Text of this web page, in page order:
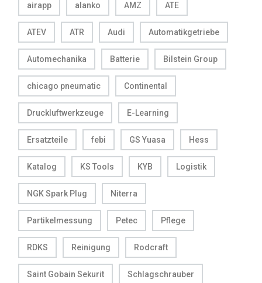
airapp alanko AMZ ATE
ATEV ATR Audi Automatikgetriebe
Automechanika Batterie Bilstein Group
chicago pneumatic Continental
Druckluftwerkzeuge E-Learning
Ersatzteile febi GS Yuasa Hess
Katalog KS Tools KYB Logistik
NGK Spark Plug Niterra
Partikelmessung Petec Pflege
RDKS Reinigung Rodcraft
Saint Gobain Sekurit Schlagschrauber